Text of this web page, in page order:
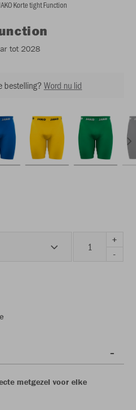
Korte tight Function
tot 2028
bestelling?Word nu lid
+
-
metgezel voor elke